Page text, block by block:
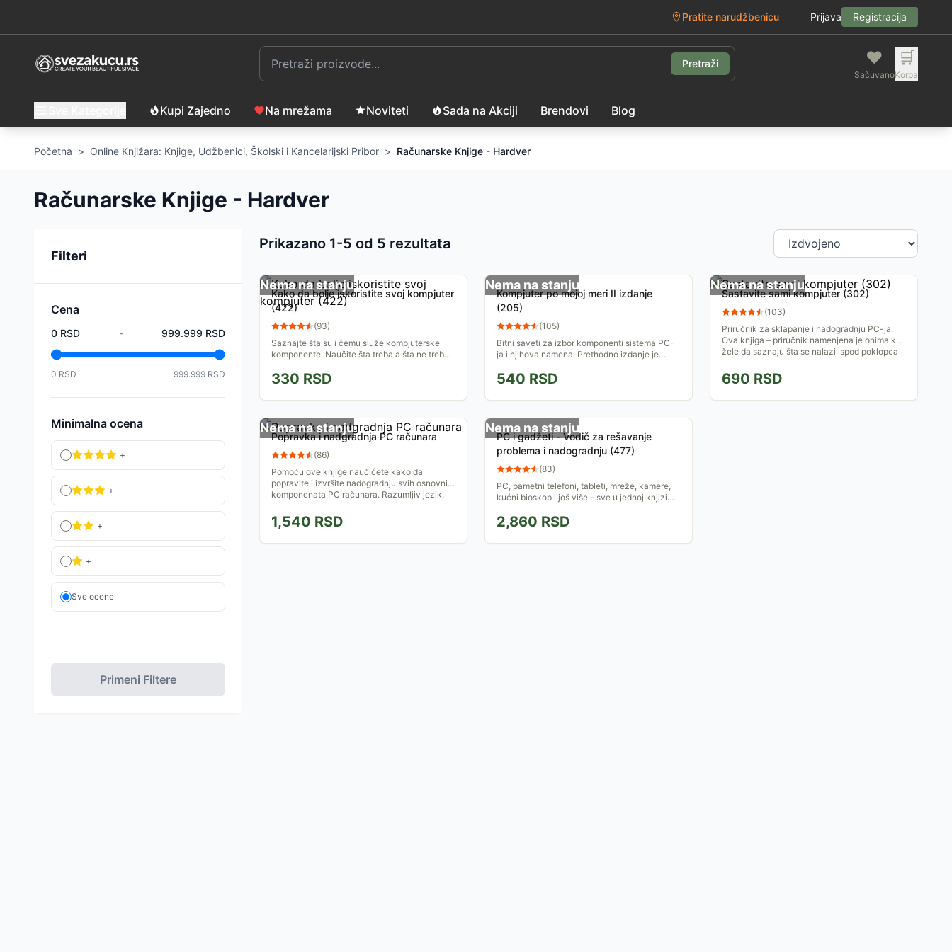
Pratite narudžbenicu Prijava Registracija
Pretraži ❤️
Sačuvano
🛒
Korpa
Kupi Zajedno Na mrežama Noviteti Sada na Akciji Brendovi Blog
Početna > Online Knjižara: Knjige, Udžbenici, Školski i Kancelarijski Pribor > Računarske Knjige - Hardver
Računarske Knjige - Hardver
Filteri
Cena
0 RSD - 999.999 RSD
0 RSD 999.999 RSD
Minimalna ocena
+
+
+
+
Sve ocene
Primeni Filtere
Prikazano 1-5 od 5 rezultata
Sortiranje proizvoda
Nema na stanju
Kako da bolje iskoristite svoj kompjuter
(422)
(93)
Saznajte šta su i čemu služe kompjuterske
komponente. Naučite šta treba a šta ne treba
330 RSD
Nema na stanju
Kompjuter po mojoj meri II izdanje
(205)
(105)
Bitni saveti za izbor komponenti sistema PC-
ja i njihova namena. Prethodno izdanje je
kompjuter - neka to...
540 RSD
Nema na stanju
Sastavite sami kompjuter (302)
(103)
Priručnik za sklapanje i nadogradnju PC-ja.
Ova knjiga – priručnik namenjena je onima koji
žele da saznaju šta se nalazi ispod poklopca
kućišta PC-ja...
690 RSD
Nema na stanju
Popravka i nadgradnja PC računara
(86)
Pomoću ove knjige naučićete kako da
popravite i izvršite nadogradnju svih osnovnih
komponenata PC računara. Razumljiv jezik,
jasne instrukcije i...
1,540 RSD
Nema na stanju
PC i gadžeti - Vodič za rešavanje
problema i nadogradnju (477)
(83)
PC, pametni telefoni, tableti, mreže, kamere,
kućni bioskop i još više – sve u jednoj knjizi
probleme sa...
2,860 RSD